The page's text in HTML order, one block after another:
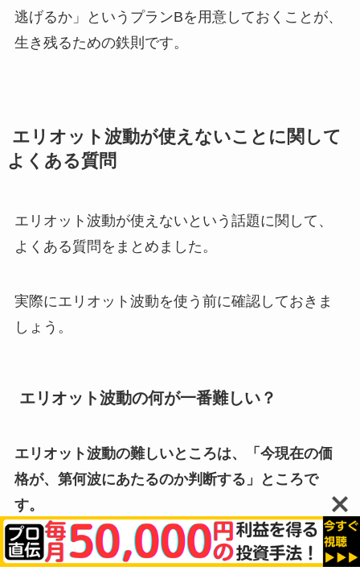
逃げるか」というプランBを用意しておくことが、
生き残るための鉄則です。
エリオット波動が使えないことに関して
よくある質問
エリオット波動が使えないという話題に関して、
よくある質問をまとめました。
実際にエリオット波動を使う前に確認しておきま
しょう。
エリオット波動の何が一番難しい？
エリオット波動の難しいところは、「今現在の価
格が、第何波にあたるのか判断する」ところで
す。
人によって何波と判断するかは異なる可能性があ